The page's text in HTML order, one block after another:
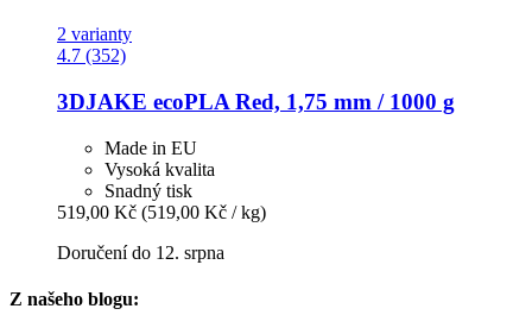
2 varianty
4.7 (352)
3DJAKE ecoPLA Red, 1,75 mm / 1000 g
Made in EU
Vysoká kvalita
Snadný tisk
519,00 Kč (519,00 Kč / kg)
Doručení do 12. srpna
Z našeho blogu: